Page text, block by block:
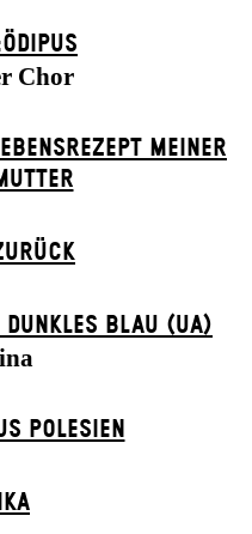
Chor
MEINER
DUNK­LES BLAU (UA)
POLESIEN